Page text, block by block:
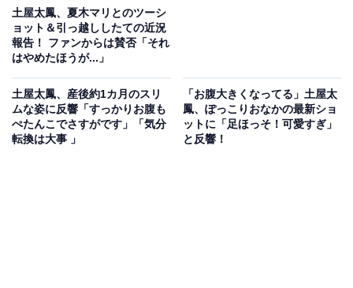
土屋太鳳、夏木マリとのツーシ
ョット＆引っ越ししたての近況
報告！ ファンからは賛否「それ
はやめたほうが...」
土屋太鳳、産後約1カ月のスリ
ムな姿に反響「すっかりお腹も
ぺたんこでさすがです」「気分
転換は大事 」
「お腹大きくなってる」土屋太
鳳、ぽっこりおなかの最新ショ
ットに「足ほっそ！可愛すぎ」
と反響！